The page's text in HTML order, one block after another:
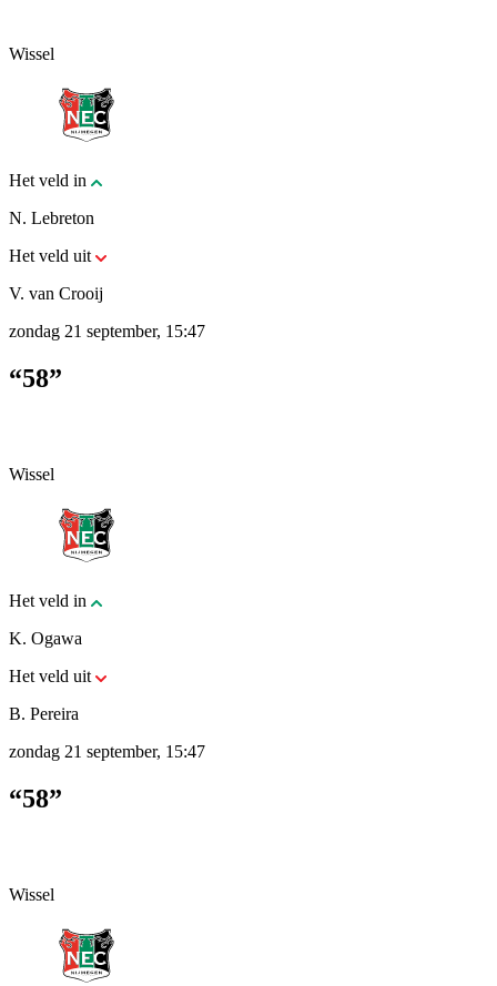
Wissel
Het veld in
N. Lebreton
Het veld uit
V. van Crooij
zondag 21 september, 15:47
“58”
Wissel
Het veld in
K. Ogawa
Het veld uit
B. Pereira
zondag 21 september, 15:47
“58”
Wissel